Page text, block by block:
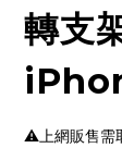
轉支
⚠️上網販售需